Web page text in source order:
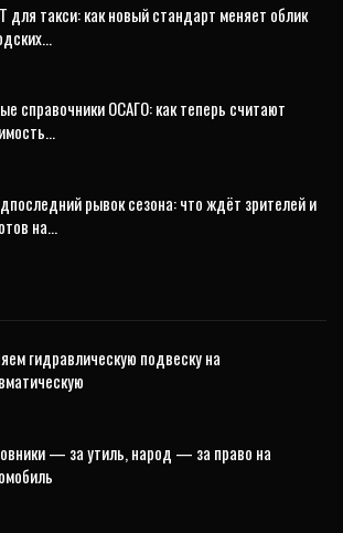
для такси: как новый стандарт меняет облик
справочники ОСАГО: как теперь считают
рывок сезона: что ждёт зрителей и
на…
гидравлическую подвеску на
— за утиль, народ — за право на